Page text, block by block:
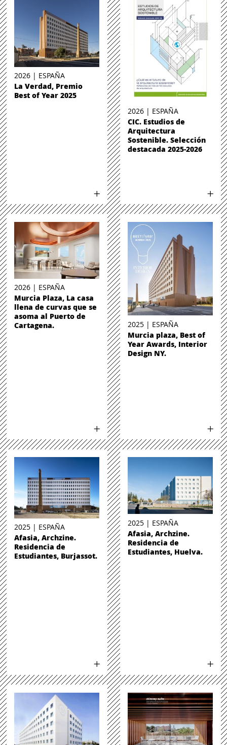
2026 | ESPAÑA
La Verdad, Premio
Best of Year 2025
2026 | ESPAÑA
CIC. Estudios de
Arquitectura
Sostenible. Selección
destacada 2025-2026
2026 | ESPAÑA
Murcia Plaza, La casa
llena de curvas que se
asoma al Puerto de
Cartagena.
2025 | ESPAÑA
Murcia plaza, Best of
Year Awards, Interior
Design NY.
2025 | ESPAÑA
Afasia, Archzine.
Residencia de
Estudiantes, Burjassot.
2025 | ESPAÑA
Afasia, Archzine.
Residencia de
Estudiantes, Huelva.